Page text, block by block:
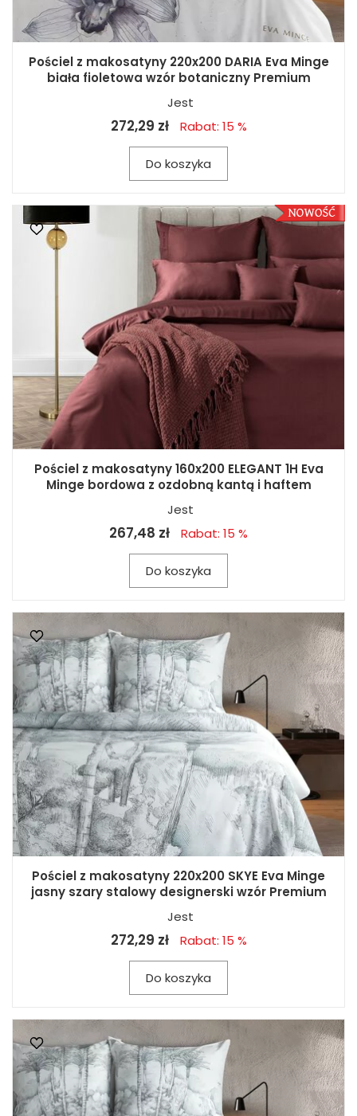
Pościel z makosatyny 220x200 DARIA Eva Minge
biała fioletowa wzór botaniczny Premium
Jest
272,29 zł Rabat: 15 %
Do koszyka
Pościel z makosatyny 160x200 ELEGANT 1H Eva
Minge bordowa z ozdobną kantą i haftem
Jest
267,48 zł Rabat: 15 %
Do koszyka
Pościel z makosatyny 220x200 SKYE Eva Minge
jasny szary stalowy designerski wzór Premium
Jest
272,29 zł Rabat: 15 %
Do koszyka